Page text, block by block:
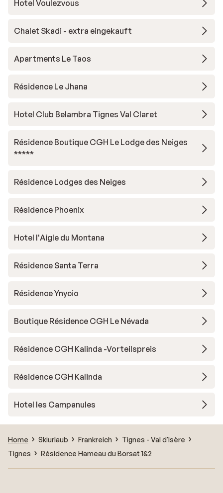
Hotel Voulezvous
Chalet Skadi - extra eingekauft
Apartments Le Taos
Résidence Le Jhana
Hotel Club Belambra Tignes Val Claret
Résidence Boutique CGH Le Lodge des Neiges
*****
Résidence Lodges des Neiges
Résidence Phoenix
Hotel l'Aigle du Montana
Résidence Santa Terra
Résidence Ynycio
Boutique Résidence CGH Le Névada
Résidence CGH Kalinda -Vorteilspreis
Résidence CGH Kalinda
Hotel les Campanules
Home Skiurlaub Frankreich
Tignes - Val d'Isère
Tignes
Résidence Hameau du Borsat 1&2